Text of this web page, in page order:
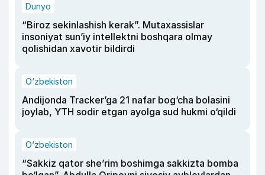
Dunyo
“Biroz sekinlashish kerak”. Mutaxassislar
insoniyat sun’iy intellektni boshqara olmay
qolishidan xavotir bildirdi
O‘zbekiston
Andijonda Tracker’ga 21 nafar bog‘cha bolasini
joylab, YTH sodir etgan ayolga sud hukmi o‘qildi
O‘zbekiston
“Sakkiz qator she’rim boshimga sakkizta bomba